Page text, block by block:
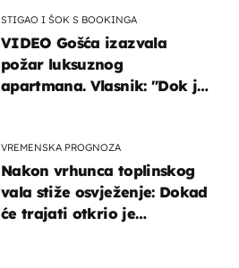
STIGAO I ŠOK S BOOKINGA
VIDEO Gošća izazvala
požar luksuznog
apartmana. Vlasnik: "Dok je
VREMENSKA PROGNOZA
Nakon vrhunca toplinskog
vala stiže osvježenje: Dokad
će trajati otkrio je